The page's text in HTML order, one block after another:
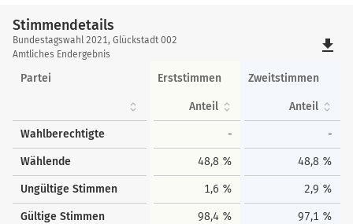
Stimmendetails
Stimmendetails
Bundestagswahl 2021, Glückstadt 002
Amtliches Endergebnis
file_download
Partei Erststimmen Zweitstimmen
Anteil Anteil
Wahlberechtigte - -
Wählende 48,8 % 48,8 %
Ungültige Stimmen 1,6 % 2,9 %
Gültige Stimmen 98,4 % 97,1 %